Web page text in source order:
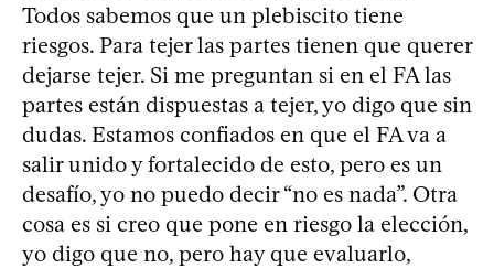
Todos sabemos que un plebiscito tiene
riesgos. Para tejer las partes tienen que querer
dejarse tejer. Si me preguntan si en el FA las
partes están dispuestas a tejer, yo digo que sin
dudas. Estamos confiados en que el FA va a
salir unido y fortalecido de esto, pero es un
desafío, yo no puedo decir “no es nada”. Otra
cosa es si creo que pone en riesgo la elección,
yo digo que no, pero hay que evaluarlo,